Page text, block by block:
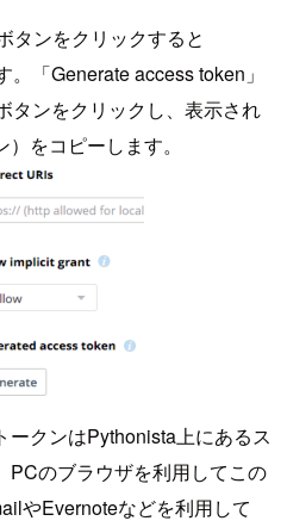
タンをクリックすると
。「Generate access token」
タンをクリックし、表示され
をコピーします。
ークンはPythonista上にあるス
PCのブラウザを利用してこの
やEvernoteなどを利用して